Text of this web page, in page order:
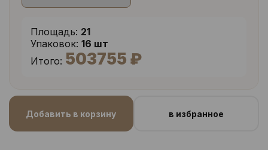
Площадь: 21
Упаковок: 16 шт
Итого: 503755 ₽
Добавить в корзину в избранное